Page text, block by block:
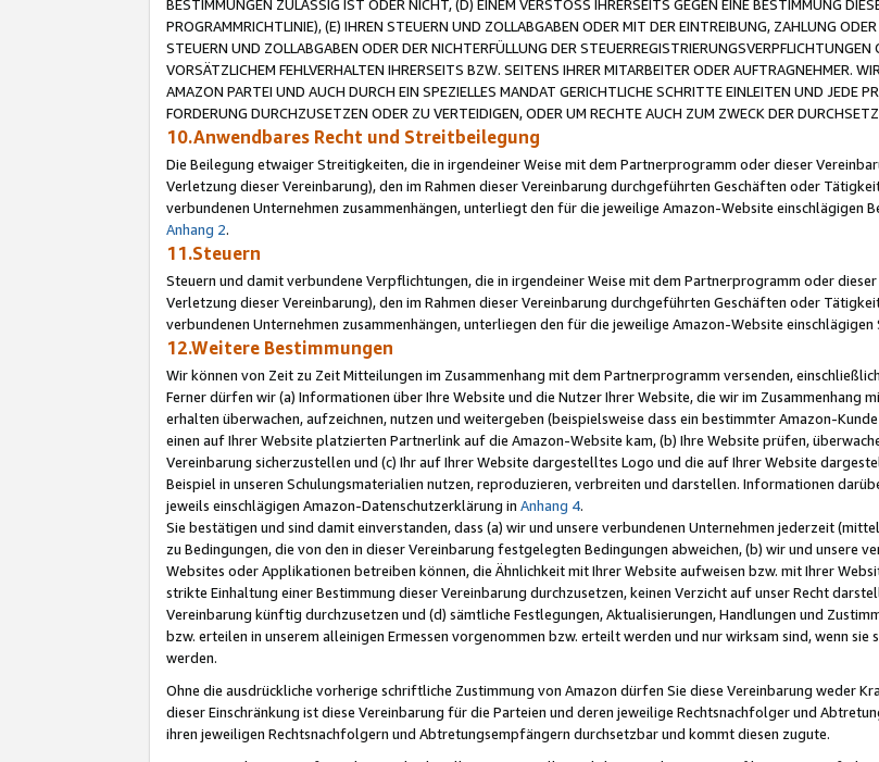
BESTIMMUNGEN ZULÄSSIG IST ODER NICHT, (D) EINEM VERSTOSS IHRERSEITS GEGEN EINE BESTIMMUNG
PROGRAMMRICHTLINIE), (E) IHREN STEUERN UND ZOLLABGABEN ODER MIT DER EINTREIBUNG, ZAHLUNG
STEUERN UND ZOLLABGABEN ODER DER NICHTERFÜLLUNG DER
VORSÄTZLICHEM FEHLVERHALTEN IHRERSEITS BZW. SEITENS IHRER MITARBEITER ODER AUFTRAGNEHMER.
AMAZON PARTEI UND AUCH DURCH EIN SPEZIELLES MANDAT GERICHTLICHE SCHRITTE EINLEITEN UND JEDE
FORDERUNG DURCHZUSETZEN ODER ZU VERTEIDIGEN, ODER UM RECHTE AUCH ZUM ZWECK DER
10.Anwendbares Recht und Streitbeilegung
Die Beilegung etwaiger Streitigkeiten, die in irgendeiner Weise mit dem Partnerprogramm oder dieser
Verletzung dieser Vereinbarung), den im Rahmen dieser Vereinbarung durchgeführten Geschäften oder
verbundenen Unternehmen zusammenhängen, unterliegt den für die jeweilige Amazon-Website einschlägigen
Anhang 2.
11.Steuern
Steuern und damit verbundene Verpflichtungen, die in irgendeiner Weise mit dem Partnerprogramm oder
Verletzung dieser Vereinbarung), den im Rahmen dieser Vereinbarung durchgeführten Geschäften oder
verbundenen Unternehmen zusammenhängen, unterliegen den für die jeweilige Amazon-Website einschlägigen
12.Weitere Bestimmungen
Wir können von Zeit zu Zeit Mitteilungen im Zusammenhang mit dem Partnerprogramm versenden,
Ferner dürfen wir (a) Informationen über Ihre Website und die Nutzer Ihrer Website, die wir im Zusammenhang
erhalten überwachen, aufzeichnen, nutzen und weitergeben (beispielsweise dass ein bestimmter Amazon-
einen auf Ihrer Website platzierten Partnerlink auf die Amazon-Website kam, (b) Ihre Website prüfen,
Vereinbarung sicherzustellen und (c) Ihr auf Ihrer Website dargestelltes Logo und die auf Ihrer Website
Beispiel in unseren Schulungsmaterialien nutzen, reproduzieren, verbreiten und darstellen. Informationen
jeweils einschlägigen Amazon-Datenschutzerklärung in Anhang 4.
Sie bestätigen und sind damit einverstanden, dass (a) wir und unsere verbundenen Unternehmen jederzeit
zu Bedingungen, die von den in dieser Vereinbarung festgelegten Bedingungen abweichen, (b) wir und unsere
Websites oder Applikationen betreiben können, die Ähnlichkeit mit Ihrer Website aufweisen bzw. mit Ihrer
strikte Einhaltung einer Bestimmung dieser Vereinbarung durchzusetzen, keinen Verzicht auf unser Recht
Vereinbarung künftig durchzusetzen und (d) sämtliche Festlegungen, Aktualisierungen, Handlungen und
bzw. erteilen in unserem alleinigen Ermessen vorgenommen bzw. erteilt werden und nur wirksam sind, wenn
werden.
Ohne die ausdrückliche vorherige schriftliche Zustimmung von Amazon dürfen Sie diese Vereinbarung weder
dieser Einschränkung ist diese Vereinbarung für die Parteien und deren jeweilige Rechtsnachfolger und
ihren jeweiligen Rechtsnachfolgern und Abtretungsempfängern durchsetzbar und kommt diesen zugute.